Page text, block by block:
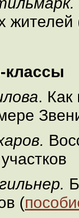
жителей
классы
. Как
(